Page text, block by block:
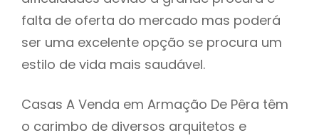
falta de oferta do mercado mas poderá
ser uma excelente opção se procura um
estilo de vida mais saudável.
Casas A Venda em Armação De Pêra têm
o carimbo de diversos arquitetos e